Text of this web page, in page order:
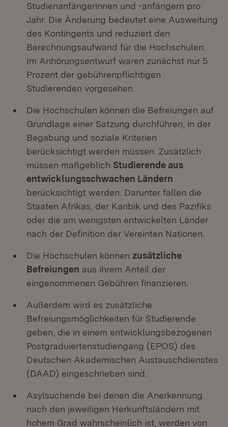
Studienanfängerinnen und -anfängern pro
Jahr. Die Änderung bedeutet eine Ausweitung
des Kontingents und reduziert den
Berechnungsaufwand für die Hochschulen.
Im Anhörungsentwurf waren zunächst nur 5
Prozent der gebührenpflichtigen
Studierenden vorgesehen.
Die Hochschulen können die Befreiungen auf
Grundlage einer Satzung durchführen, in der
Begabung und soziale Kriterien
berücksichtigt werden müssen. Zusätzlich
müssen maßgeblich Studierende aus
entwicklungsschwachen Ländern
berücksichtigt werden. Darunter fallen die
Staaten Afrikas, der Karibik und des Pazifiks
oder die am wenigsten entwickelten Länder
nach der Definition der Vereinten Nationen.
Die Hochschulen können zusätzliche
Befreiungen aus ihrem Anteil der
eingenommenen Gebühren finanzieren.
Außerdem wird es zusätzliche
Befreiungsmöglichkeiten für Studierende
geben, die in einem entwicklungsbezogenen
Postgraduiertenstudiengang (EPOS) des
Deutschen Akademischen Austauschdienstes
(DAAD) eingeschrieben sind.
Asylsuchende bei denen die Anerkennung
nach den jeweiligen Herkunftsländern mit
hohem Grad wahrscheinlich ist, werden von